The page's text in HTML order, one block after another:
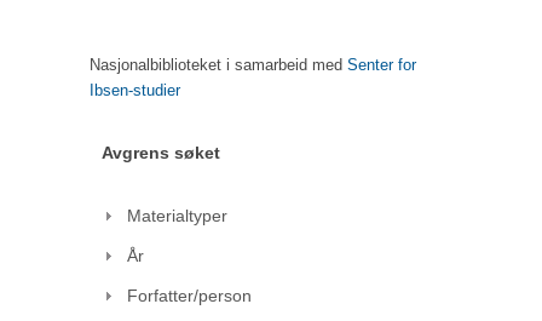
Nasjonalbiblioteket i samarbeid med Senter for
Ibsen-studier
Avgrens søket
Materialtyper
År
Forfatter/person